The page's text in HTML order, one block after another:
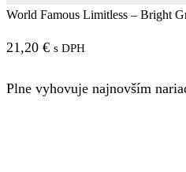
World Famous Limitless – Bright
21,20 € s DPH
Plne vyhovuje najnovším